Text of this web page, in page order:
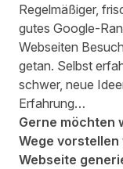
Regelmäßiger,
gutes Google-
Webseiten
getan. Selbst
schwer, neue
Erfahrung…
Gerne möchten
Wege
Webseite